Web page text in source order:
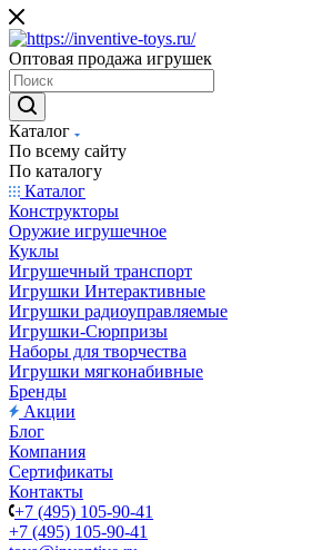
Оптовая продажа игрушек
Каталог
По всему сайту
По каталогу
Каталог
Конструкторы
Оружие игрушечное
Куклы
Игрушечный транспорт
Игрушки Интерактивные
Игрушки радиоуправляемые
Игрушки-Сюрпризы
Наборы для творчества
Игрушки мягконабивные
Бренды
Акции
Блог
Компания
Сертификаты
Контакты
+7 (495) 105-90-41
+7 (495) 105-90-41